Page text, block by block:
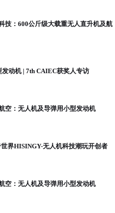
技：600公斤级大载重无人直升机及航
动机 | 7th CAIEC获奖人专访
空：无人机及导弹用小型发动机
界HISINGY-无人机科技潮玩开创者
空：无人机及导弹用小型发动机